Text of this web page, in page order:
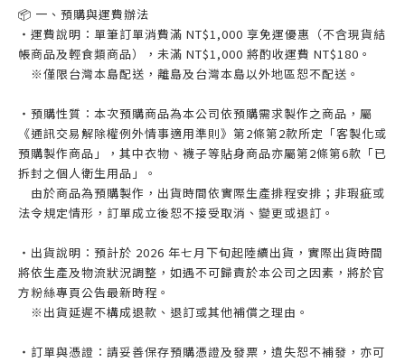
📦 一、預購與運費辦法
・運費說明：單筆訂單消費滿 NT$1,000 享免運優惠（不含現貨結
帳商品及輕食類商品），未滿 NT$1,000 將酌收運費 NT$180。
※僅限台灣本島配送，離島及台灣本島以外地區恕不配送。
・預購性質：本次預購商品為本公司依預購需求製作之商品，屬
《通訊交易解除權例外情事適用準則》第2條第2款所定「客製化或
預購製作商品」，其中衣物、襪子等貼身商品亦屬第2條第6款「已
拆封之個人衛生用品」。
由於商品為預購製作，出貨時間依實際生產排程安排；非瑕疵或
法令規定情形，訂單成立後恕不接受取消、變更或退訂。
・出貨說明：預計於 2026 年七月下旬起陸續出貨，實際出貨時間
將依生產及物流狀況調整，如遇不可歸責於本公司之因素，將於官
方粉絲專頁公告最新時程。
※出貨延遲不構成退款、退訂或其他補償之理由。
・訂單與憑證：請妥善保存預購憑證及發票，遺失恕不補發，亦可